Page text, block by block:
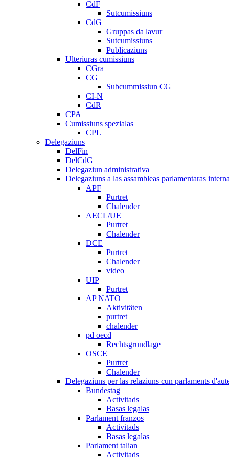
CdF
Sutcumissiuns
CdG
Gruppas da lavur
Sutcumissiuns
Publicaziuns
Ulteriuras cumissiuns
CGra
CG
Subcummissiun CG
CI-N
CdR
CPA
Cumissiuns spezialas
CPL
Delegaziuns
DelFin
DelCdG
Delegaziun administrativa
Delegaziuns a las assambleas parlamentaras
APF
Purtret
Chalender
AECL/UE
Purtret
Chalender
DCE
Purtret
Chalender
video
UIP
Purtret
AP NATO
Aktivitäten
purtret
chalender
pd oecd
Rechtsgrundlage
OSCE
Purtret
Chalender
Delegaziuns per las relaziuns cun parlaments
Bundestag
Activitads
Basas legalas
Parlament franzos
Activitads
Basas legalas
Parlament talian
Activitads